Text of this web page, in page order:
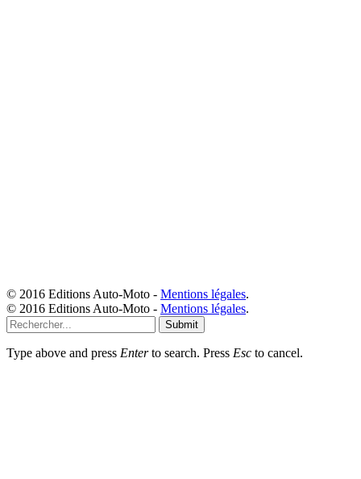
© 2016 Editions Auto-Moto - Mentions légales.
© 2016 Editions Auto-Moto - Mentions légales.
Submit
Type above and press Enterto search. Press Esc to cancel.